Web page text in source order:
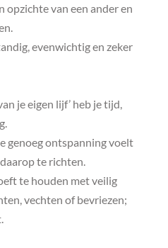
opzichte van een ander en
evenwichtig en zeker
je eigen lijf’ heb je tijd,
genoeg ontspanning voelt
te richten.
te houden met veilig
vechten of bevriezen;